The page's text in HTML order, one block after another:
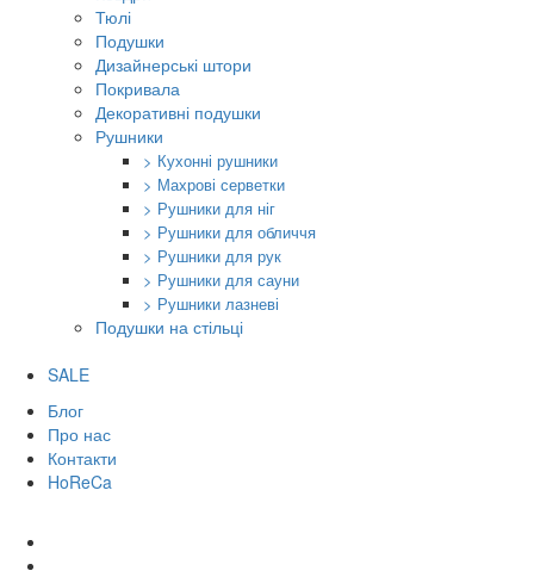
Тюлі
Подушки
Дизайнерські штори
Покривала
Декоративні подушки
Рушники
> Кухонні рушники
> Махрові серветки
> Рушники для ніг
> Рушники для обличчя
> Рушники для рук
> Рушники для сауни
> Рушники лазневі
Подушки на стільці
SALE
Блог
Про нас
Контакти
HoReCa